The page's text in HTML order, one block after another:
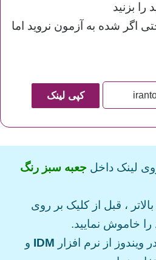
بزنید
اگر شده به آزمون نروید اما
کپی لینک
لینک داخل جعبه سبز رنگ
، قبل از کلیک بر روی
را خاموش نمایید.
ویندوز از نرم افزار IDM و